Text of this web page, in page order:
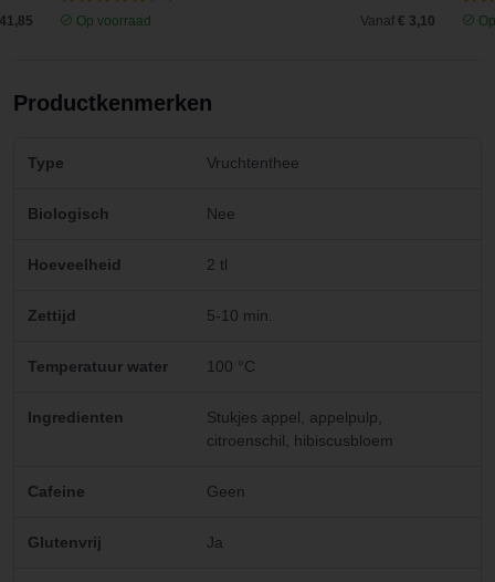
Op voorraad
Vanaf € 3,10
Productkenmerken
Type Vruchtenthee
Biologisch Nee
Hoeveelheid 2 tl
Zettijd 5-10 min.
Temperatuur water 100 °C
Ingredienten
Stukjes appel, appelpulp,
citroenschil, hibiscusbloem
Cafeine Geen
Glutenvrij Ja